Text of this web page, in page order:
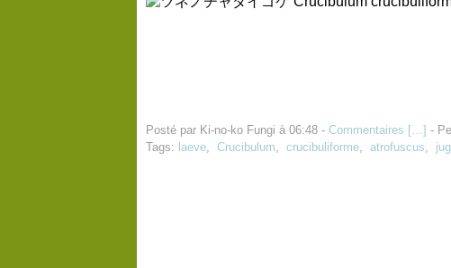
Posté par Ki-no-ko Fungi à 06:48 - Commentaires […] -
Tags: laeve, Crucibulum, crucibuliforme, atrofuscus,